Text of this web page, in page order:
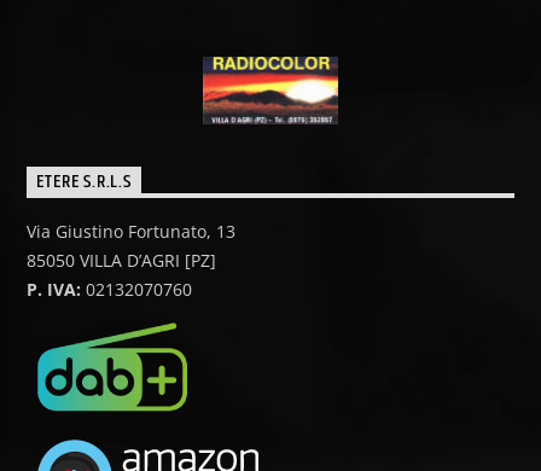
ETERE S.R.L.S
Via Giustino Fortunato, 13
85050 VILLA D’AGRI [PZ]
P. IVA: 02132070760